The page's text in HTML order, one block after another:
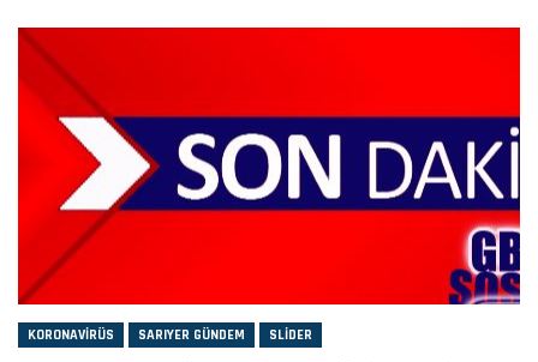
KORONAVIRÜS SARIYER GÜNDEM SLIDER